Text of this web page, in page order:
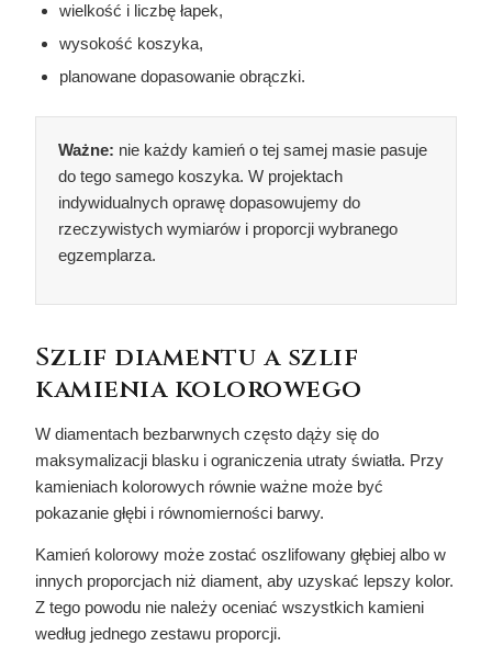
wielkość i liczbę łapek,
wysokość koszyka,
planowane dopasowanie obrączki.
Ważne: nie każdy kamień o tej samej masie pasuje
do tego samego koszyka. W projektach
indywidualnych oprawę dopasowujemy do
rzeczywistych wymiarów i proporcji wybranego
egzemplarza.
Szlif diamentu a szlif
kamienia kolorowego
W diamentach bezbarwnych często dąży się do
maksymalizacji blasku i ograniczenia utraty światła. Przy
kamieniach kolorowych równie ważne może być
pokazanie głębi i równomierności barwy.
Kamień kolorowy może zostać oszlifowany głębiej albo w
innych proporcjach niż diament, aby uzyskać lepszy kolor.
Z tego powodu nie należy oceniać wszystkich kamieni
według jednego zestawu proporcji.